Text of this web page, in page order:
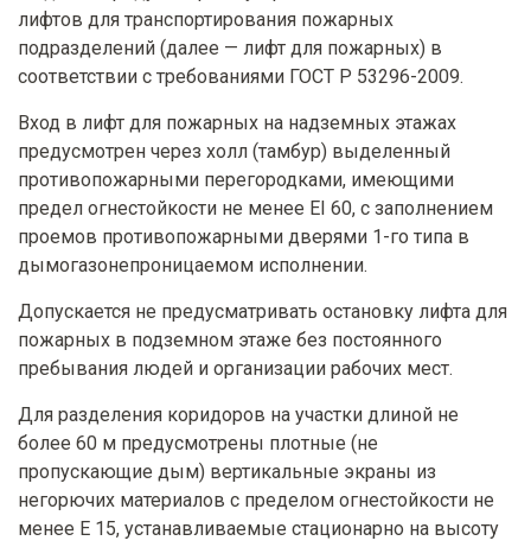
лифтов для транспортирования пожарных
подразделений (далее — лифт для пожарных) в
соответствии с требованиями ГОСТ Р 53296-2009.
Вход в лифт для пожарных на надземных этажах
предусмотрен через холл (тамбур) выделенный
противопожарными перегородками, имеющими
предел огнестойкости не менее EI 60, с заполнением
проемов противопожарными дверями 1-го типа в
дымогазонепроницаемом исполнении.
Допускается не предусматривать остановку лифта для
пожарных в подземном этаже без постоянного
пребывания людей и организации рабочих мест.
Для разделения коридоров на участки длиной не
более 60 м предусмотрены плотные (не
пропускающие дым) вертикальные экраны из
негорючих материалов с пределом огнестойкости не
менее Е 15, устанавливаемые стационарно на высоту